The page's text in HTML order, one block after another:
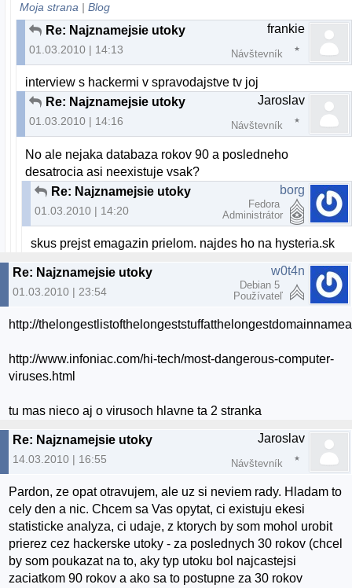
Moja strana |Blog
Re: Najznamejsie utoky
01.03.2010 | 14:13
frankie
Návštevník
interview s hackermi v spravodajstve tv joj
Re: Najznamejsie utoky
01.03.2010 | 14:16
Jaroslav
Návštevník
No ale nejaka databaza rokov 90 a posledneho
desatrocia asi neexistuje vsak?
Re: Najznamejsie utoky
01.03.2010 | 14:20
borg
Fedora
Administrátor
skus prejst emagazin prielom. najdes ho na hysteria.sk
Re: Najznamejsie utoky
01.03.2010 | 23:54
w0t4n
Debian 5
Používateľ
http://
http://www.infoniac.com/hi-tech/most-dangerous-computer-
viruses.html
tu mas nieco aj o virusoch hlavne ta 2 stranka
Re: Najznamejsie utoky
14.03.2010 | 16:55
Jaroslav
Návštevník
Pardon, ze opat otravujem, ale uz si neviem rady. Hladam to
cely den a nic. Chcem sa Vas opytat, ci existuju ekesi
statisticke analyza, ci udaje, z ktorych by som mohol urobit
prierez cez hackerske utoky - za poslednych 30 rokov (chcel
by som poukazat na to, aky typ utoku bol najcastejsi
zaciatkom 90 rokov a ako sa to postupne za 30 rokov